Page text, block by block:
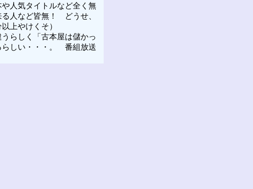
人気タイトルなど全く無
人など皆無！ どうせ、
上やけくそ）
らしく「古本屋は儲かっ
らしい・・・。 番組放送